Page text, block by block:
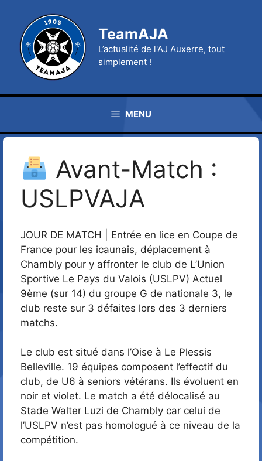
contenu
TeamAJA
L’actualité de l'AJ Auxerre, tout
simplement !
MENU
Avant-Match :
USLPVAJA
JOUR DE MATCH | Entrée en lice en Coupe de
France pour les icaunais, déplacement à
Chambly pour y affronter le club de L’Union
Sportive Le Pays du Valois (USLPV) Actuel
9ème (sur 14) du groupe G de nationale 3, le
club reste sur 3 défaites lors des 3 derniers
matchs.
Le club est situé dans l’Oise à Le Plessis
Belleville. 19 équipes composent l’effectif du
club, de U6 à seniors vétérans. Ils évoluent en
noir et violet. Le match a été délocalisé au
Stade Walter Luzi de Chambly car celui de
l’USLPV n’est pas homologué à ce niveau de la
compétition.